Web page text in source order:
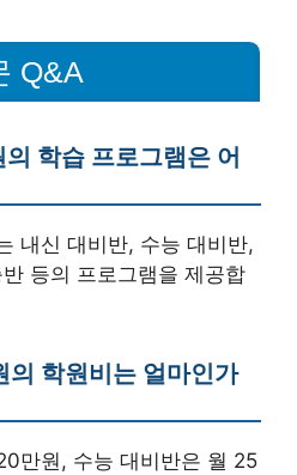
Q&A
학습 프로그램은 어
내신 대비반, 수능 대비반,
등의 프로그램을 제공합
학원비는 얼마인가
만원, 수능 대비반은 월 25